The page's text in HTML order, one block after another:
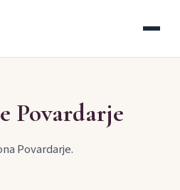
Povardarje
Povardarje.